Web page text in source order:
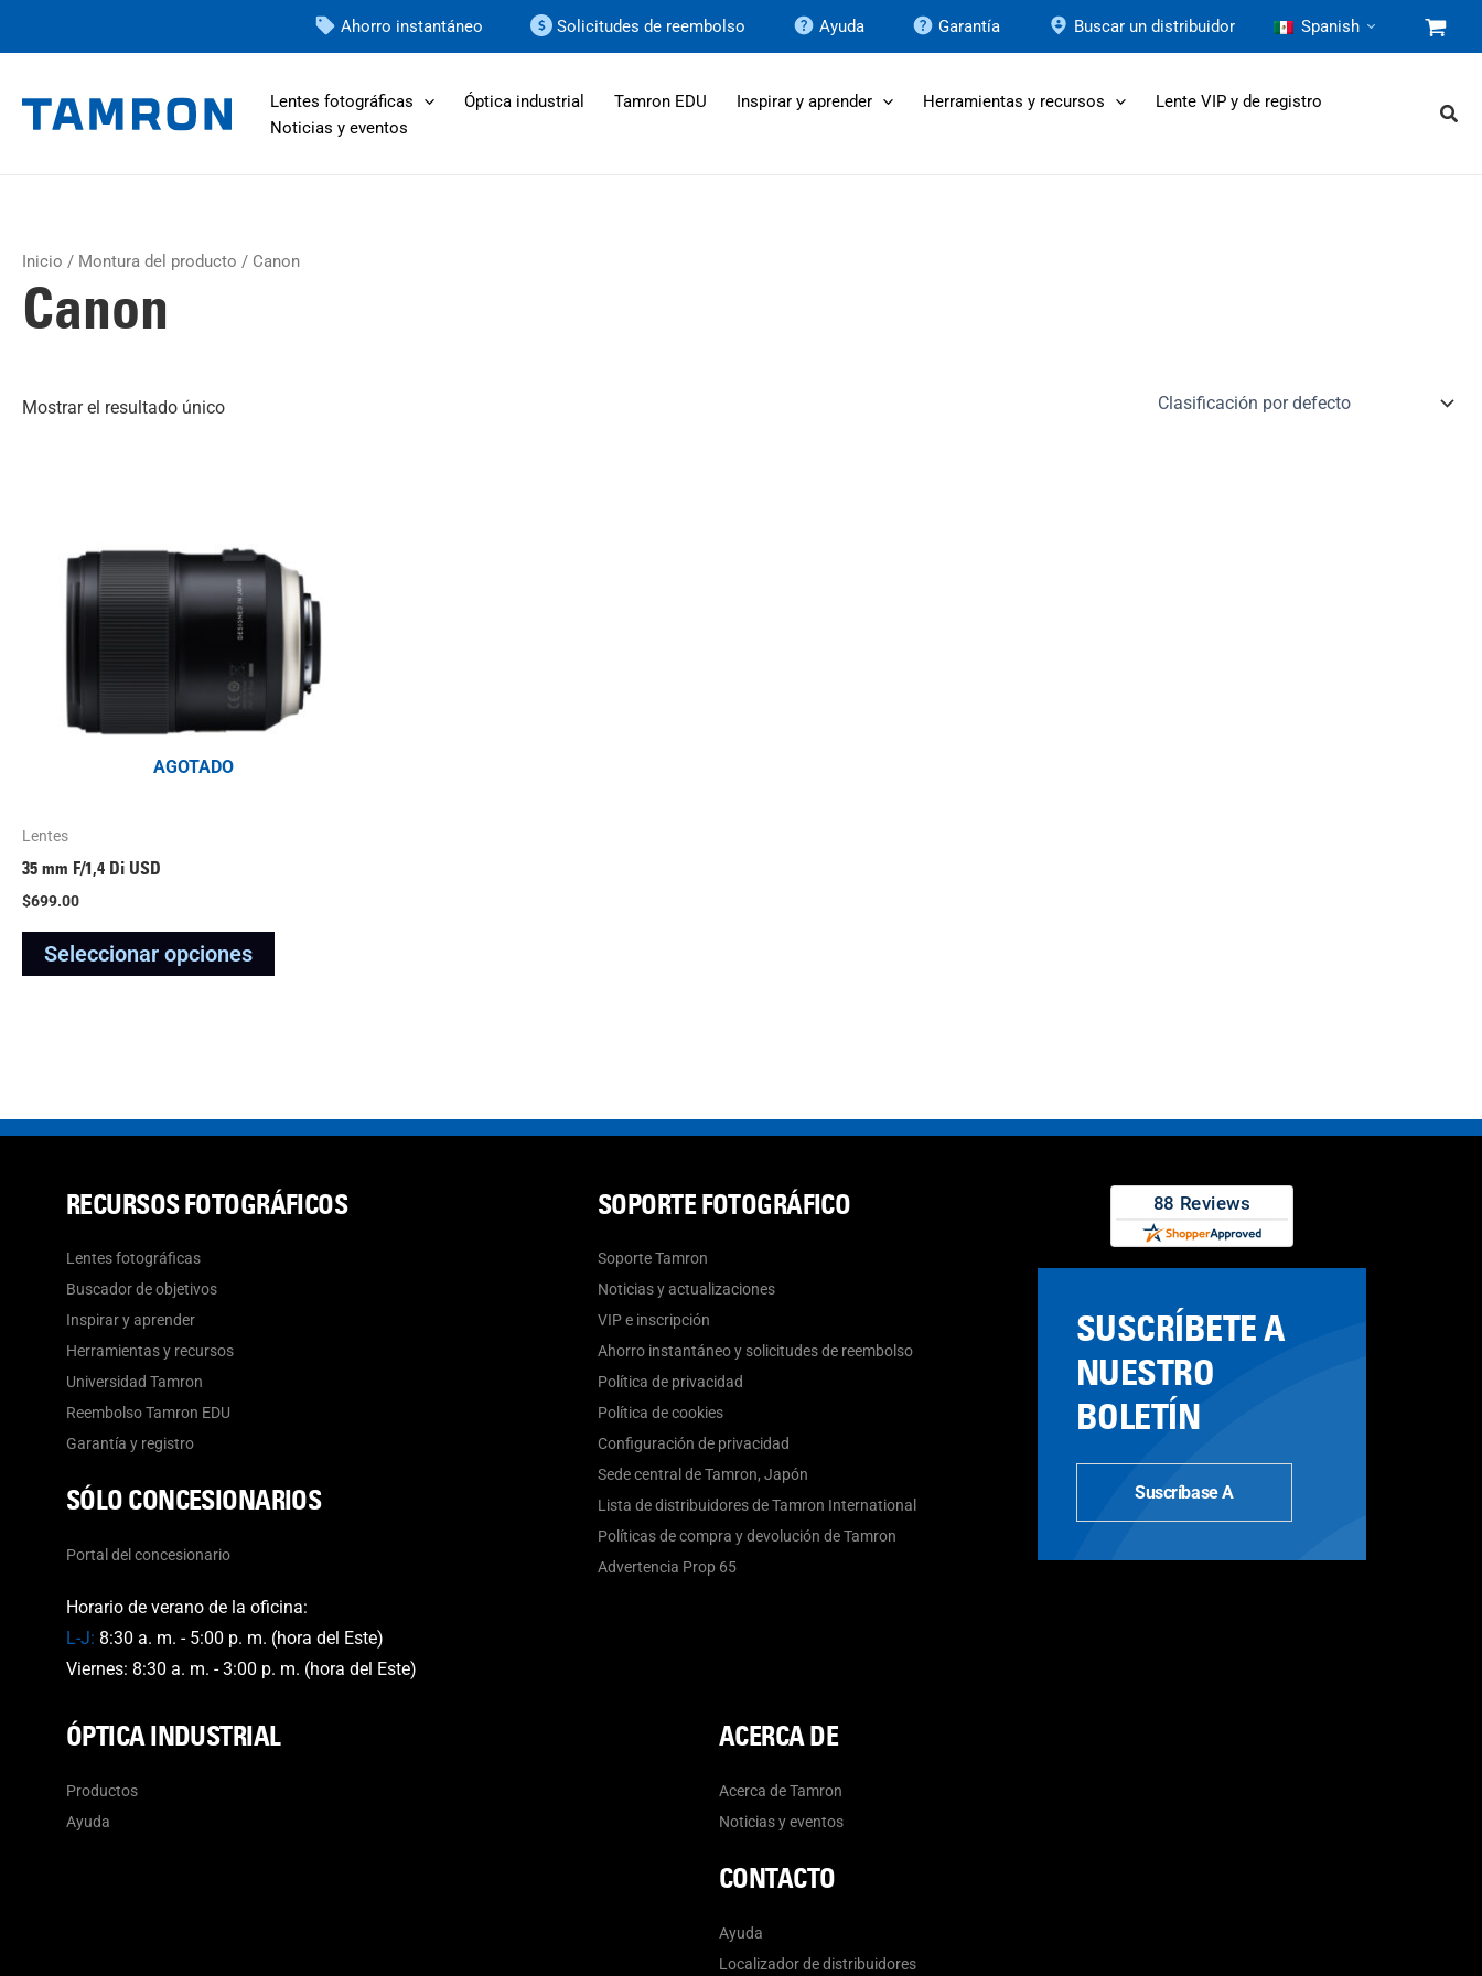
Ahorro instantáneo Solicitudes de reembolso Ayuda Garantía Buscar un distribuidor Spanish
Lentes fotográficas Óptica industrial Tamron EDU Inspirar y aprender Herramientas y recursos
Lente VIP y de registro
Noticias y eventos
Inicio / Montura del producto / Canon
Canon
Mostrar el resultado único
AGOTADO
Lentes
35 mm F/1,4 Di USD
$699.00
Seleccionar opciones
múltiples
variantes.
Las
opciones
se
pueden
RECURSOS FOTOGRÁFICOS
Lentes fotográficas
Buscador de objetivos
Inspirar y aprender
Herramientas y recursos
Universidad Tamron
Reembolso Tamron EDU
Garantía y registro
SÓLO CONCESIONARIOS
Portal del concesionario
Horario de verano de la oficina:
L-J: 8:30 a. m. - 5:00 p. m. (hora del Este)
Viernes: 8:30 a. m. - 3:00 p. m. (hora del Este)
SOPORTE FOTOGRÁFICO
Soporte Tamron
Noticias y actualizaciones
VIP e inscripción
Ahorro instantáneo y solicitudes de reembolso
Política de privacidad
Política de cookies
Configuración de privacidad
Sede central de Tamron, Japón
Lista de distribuidores de Tamron International
Políticas de compra y devolución de Tamron
Advertencia Prop 65
ÓPTICA INDUSTRIAL
Productos
Ayuda
ACERCA DE
Acerca de Tamron
Noticias y eventos
CONTACTO
Ayuda
Localizador de distribuidores
SUSCRÍBETE A
NUESTRO
BOLETÍN
Suscríbase A